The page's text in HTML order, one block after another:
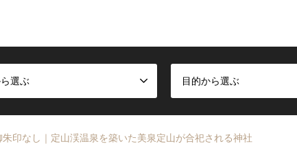
選ぶ 目的から選ぶ
朱印なし｜定山渓温泉を築いた美泉定山が合祀される神社